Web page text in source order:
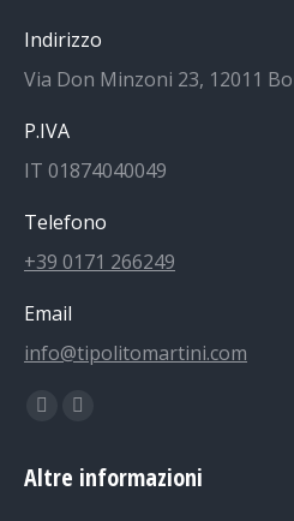
Indirizzo
Via Don Minzoni 23, 12011
P.IVA
IT 01874040049
Telefono
+39 0171 266249
Email
info@tipolitomartini.com
Find us on:
Facebook
opens
Instagram
opens
Altre informazioni